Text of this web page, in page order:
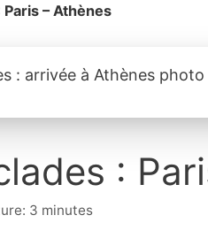
– Athènes
:
3 minutes